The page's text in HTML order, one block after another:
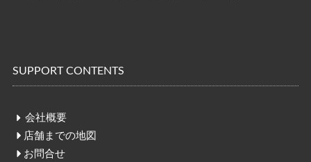
SUPPORT CONTENTS
会社概要
店舗までの地図
お問合せ